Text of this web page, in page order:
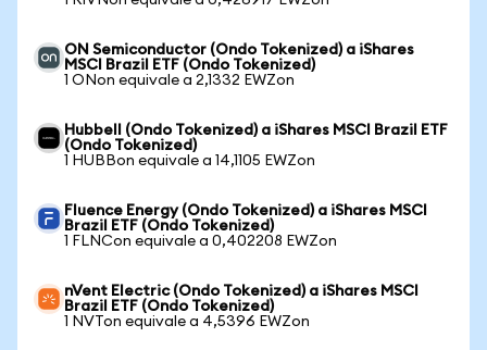
ON Semiconductor (Ondo Tokenized) a iShares
MSCI Brazil ETF (Ondo Tokenized)
1 ONon equivale a 2,1332 EWZon
Hubbell (Ondo Tokenized) a iShares MSCI Brazil ETF
(Ondo Tokenized)
1 HUBBon equivale a 14,1105 EWZon
Fluence Energy (Ondo Tokenized) a iShares MSCI
Brazil ETF (Ondo Tokenized)
1 FLNCon equivale a 0,402208 EWZon
nVent Electric (Ondo Tokenized) a iShares MSCI
Brazil ETF (Ondo Tokenized)
1 NVTon equivale a 4,5396 EWZon